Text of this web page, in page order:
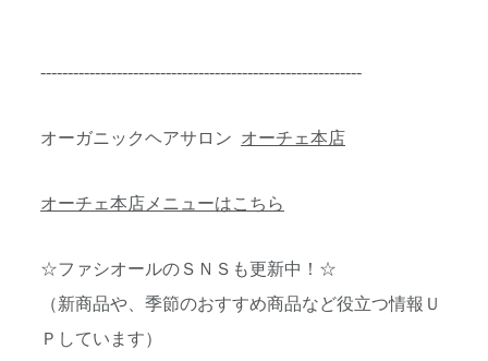
-----------------------------------------------------------
オーガニックヘアサロン オーチェ本店
オーチェ本店メニューはこちら
☆ファシオールのＳＮＳも更新中！☆
（新商品や、季節のおすすめ商品など役立つ情報Ｕ
Ｐしています）